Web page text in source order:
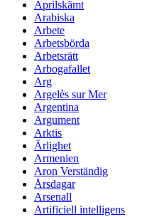
Aprilskämt
Arabiska
Arbete
Arbetsbörda
Arbetsrätt
Arbogafallet
Arg
Argelès sur Mer
Argentina
Argument
Arktis
Ärlighet
Armenien
Aron Verständig
Årsdagar
Arsenall
Artificiell intelligens